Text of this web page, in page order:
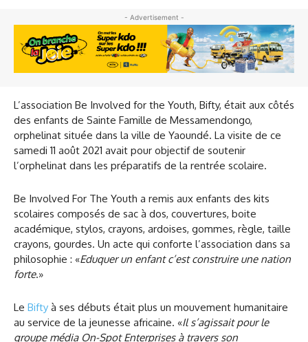
- Advertisement -
L’association Be Involved for the Youth, Bifty, était aux côtés
des enfants de Sainte Famille de Messamendongo,
orphelinat située dans la ville de Yaoundé. La visite de ce
samedi 11 août 2021 avait pour objectif de soutenir
l’orphelinat dans les préparatifs de la rentrée scolaire.
Be Involved For The Youth a remis aux enfants des kits
scolaires composés de sac à dos, couvertures, boite
académique, stylos, crayons, ardoises, gommes, règle, taille
crayons, gourdes. Un acte qui conforte l’association dans sa
philosophie : «Eduquer un enfant c’est construire une nation
forte.»
Le Bifty à ses débuts était plus un mouvement humanitaire
au service de la jeunesse africaine. «Il s’agissait pour le
groupe média On-Spot Enterprises à travers son